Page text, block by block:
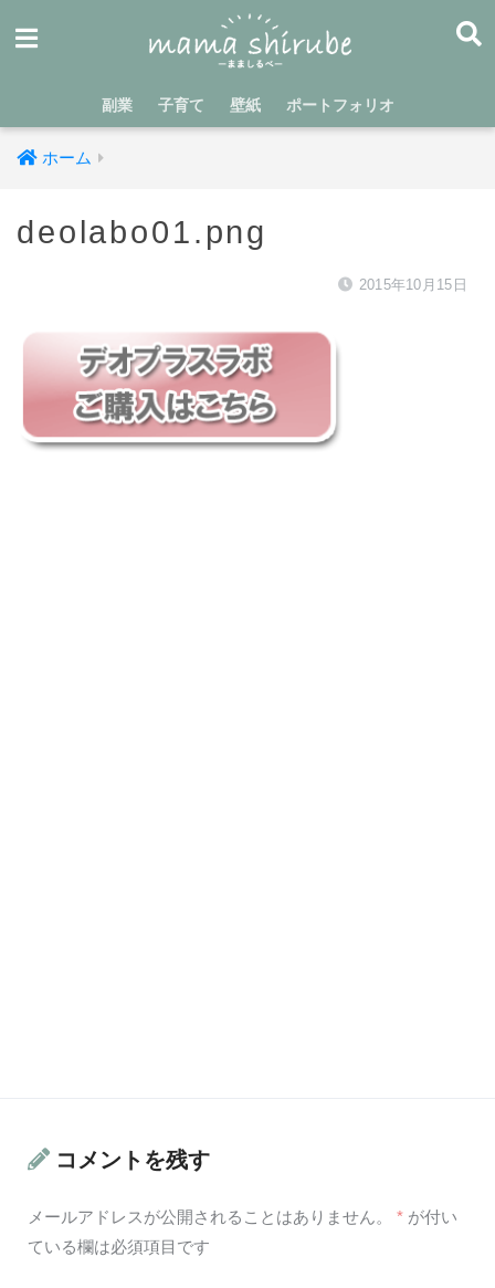
副業 子育て 壁紙 ポートフォリオ
ホーム
deolabo01.png
2015年10月15日
コメントを残す
メールアドレスが公開されることはありません。 * が付い
ている欄は必須項目です